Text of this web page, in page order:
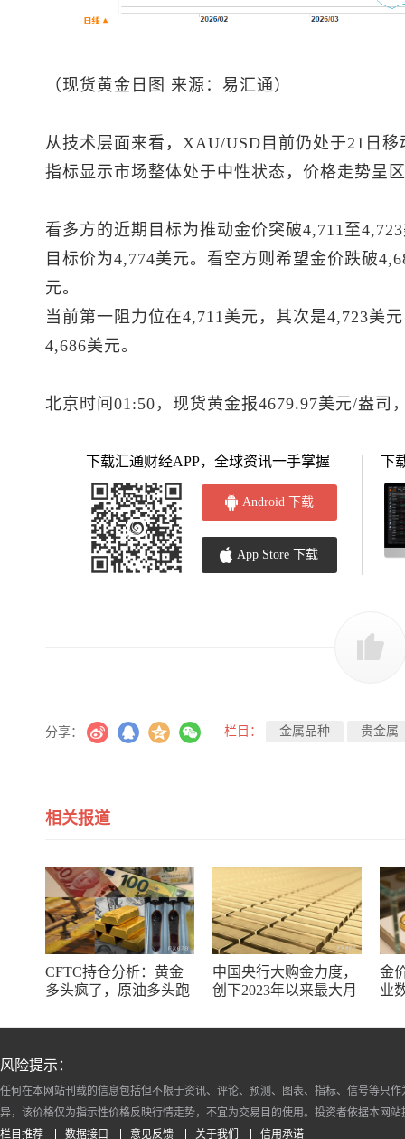
（现货黄金 日图 来源：易汇通）
从技术层面来看，XAU/USD目前仍处于21日
指标显示市场整体处于中性状态，价格走势呈
看多方的近期目标为推动金价突破4,711至
目标价为4,774美元。看空方则希望金价跌破
元。
当前第一阻力位在4,711美元，其次是4,723美
4,686美元。
北京时间01:50， 现货黄金报4679.97美元/盎司
下载汇通财经APP，全球资讯一手掌握
Android 下载
App Store 下载
下
分享： 栏目： 金属品种 贵金属
相关报道
CFTC持仓分析：黄金
多头疯了，原油多头跑
中国央行大购金力度，
创下2023年以来最大月
金
业
风险提示：
任何在本网站刊载的信息包括但不限于资讯、评论、预测、图表、指标、信号等只
异，该价格仅为指示性价格反映行情走势，不宜为交易目的使用。投资者依据本网
栏目推荐
数据接口 意见反馈 关于我们 信用承诺